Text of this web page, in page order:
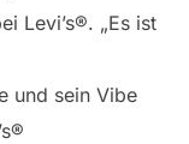
Levi’s®. „Es ist
und sein Vibe